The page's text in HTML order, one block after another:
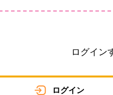
ログイン
ログイン